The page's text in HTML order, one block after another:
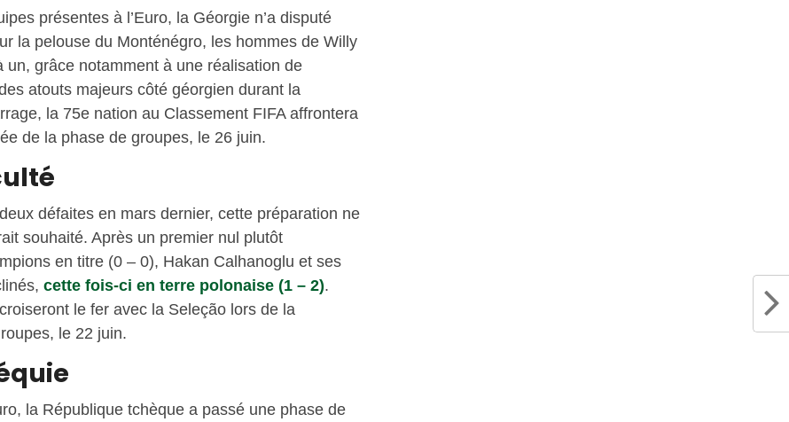
présentes à l’Euro, la Géorgie n’a disputé
la pelouse du Monténégro, les hommes de Willy
grâce notamment à une réalisation de
atouts majeurs côté géorgien durant la
la 75e nation au Classement FIFA affrontera
de la phase de groupes, le 26 juin.
défaites en mars dernier, cette préparation ne
souhaité. Après un premier nul plutôt
en titre (0 – 0), Hakan Calhanoglu et ses
cette fois-ci en terre polonaise (1 – 2).
le fer avec la Seleção lors de la
le 22 juin.
la République tchèque a passé une phase de